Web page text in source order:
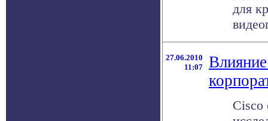
для
27.06.2010
11:07
Cisco